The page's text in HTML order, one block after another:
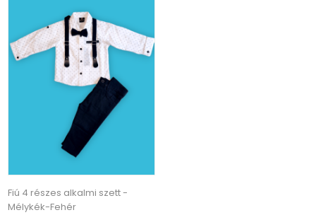
Fiú 4 részes alkalmi szett -
Mélykék-Fehér